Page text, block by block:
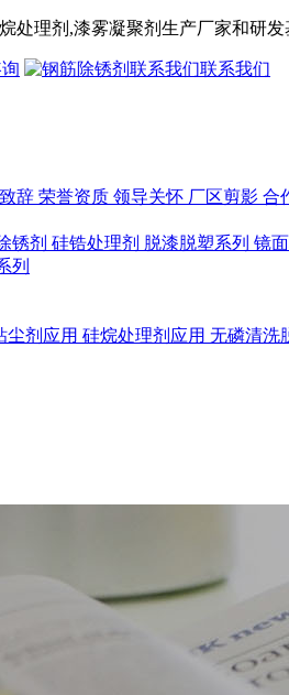
处理剂 ,漆雾凝聚剂 生产厂家和研
联系我们
辞 荣誉资质 领导关怀 厂区剪影 合
锈剂 硅锆处理剂 脱漆脱塑系列 镜
列
尘剂应用 硅烷处理剂应用 无磷清洗